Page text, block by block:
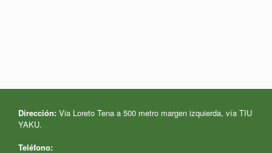
Dirección: Via Loreto Tena a 500 metro margen izquierda, vía TIU
YAKU.
Teléfono: